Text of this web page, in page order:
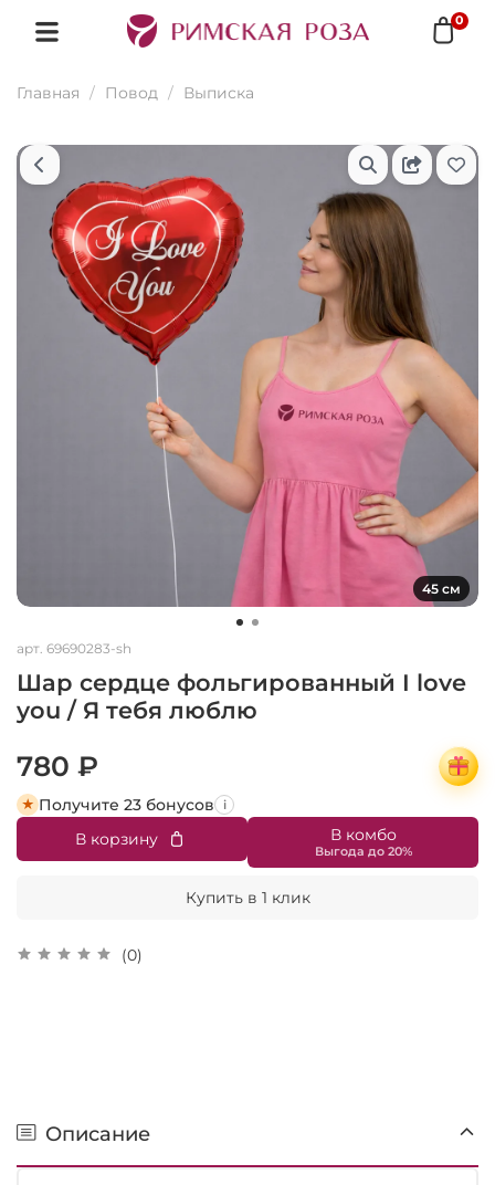
0
Главная Повод Выписка
45 см
арт. 69690283-sh
Шар сердце фольгированный I love
you / Я тебя люблю
(0)
780 ₽
Получите 23 бонусов i
В корзину В комбо
Купить в 1 клик
Описание